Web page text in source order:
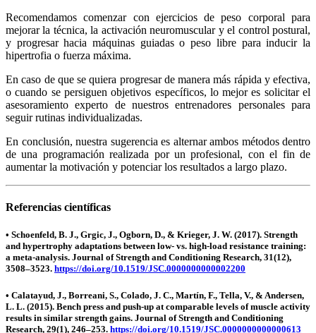
Recomendamos comenzar con ejercicios de peso corporal para
mejorar la técnica, la activación neuromuscular y el control postural,
y progresar hacia máquinas guiadas o peso libre para inducir la
hipertrofia o fuerza máxima.
En caso de que se quiera progresar de manera más rápida y efectiva,
o cuando se persiguen objetivos específicos, lo mejor es solicitar el
asesoramiento experto de nuestros entrenadores personales para
seguir rutinas individualizadas.
En conclusión, nuestra sugerencia es alternar ambos métodos dentro
de una programación realizada por un profesional, con el fin de
aumentar la motivación y potenciar los resultados a largo plazo.
Referencias científicas
• Schoenfeld, B. J., Grgic, J., Ogborn, D., & Krieger, J. W. (2017). Strength
and hypertrophy adaptations between low- vs. high-load resistance training:
a meta-analysis. Journal of Strength and Conditioning Research, 31(12),
3508–3523. https://doi.org/10.1519/JSC.0000000000002200
• Calatayud, J., Borreani, S., Colado, J. C., Martín, F., Tella, V., & Andersen,
L. L. (2015). Bench press and push-up at comparable levels of muscle activity
results in similar strength gains. Journal of Strength and Conditioning
Research, 29(1), 246–253. https://doi.org/10.1519/JSC.0000000000000613